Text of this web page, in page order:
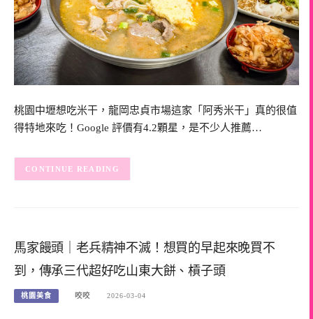
桃園中壢想吃米干，龍岡忠貞市場這家「阿秀米干」真的很值
得特地來吃！Google 評價有4.2顆星，是不少人推薦…
CONTINUE READING
馬家饅頭｜老兵精神不滅！想買的早起來晚買不
到，傳承三代超好吃山東大餅、槓子頭
桃園美食 咬咬 2026-03-04